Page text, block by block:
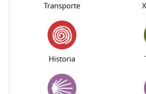
Transporte
Historia